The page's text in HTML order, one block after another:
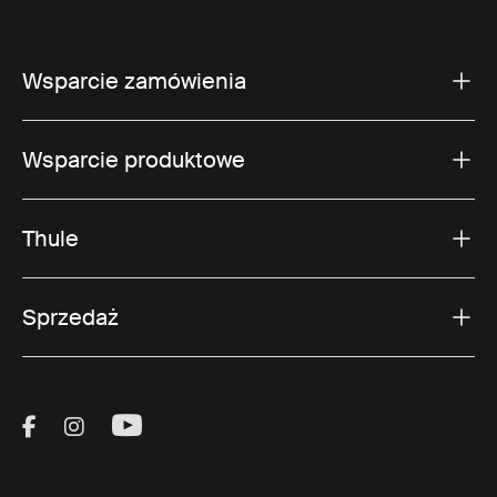
Wsparcie zamówienia
Wsparcie produktowe
Thule
Sprzedaż
Visit Thule on Facebook (external link)
Visit Thule on Instagram (external link)
Visit Thule on Youtube (external